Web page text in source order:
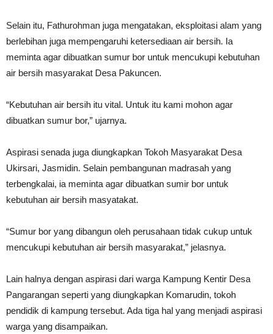
Selain itu, Fathurohman juga mengatakan, eksploitasi alam yang
berlebihan juga mempengaruhi ketersediaan air bersih. Ia
meminta agar dibuatkan sumur bor untuk mencukupi kebutuhan
air bersih masyarakat Desa Pakuncen.
“Kebutuhan air bersih itu vital. Untuk itu kami mohon agar
dibuatkan sumur bor,” ujarnya.
Aspirasi senada juga diungkapkan Tokoh Masyarakat Desa
Ukirsari, Jasmidin. Selain pembangunan madrasah yang
terbengkalai, ia meminta agar dibuatkan sumir bor untuk
kebutuhan air bersih masyatakat.
“Sumur bor yang dibangun oleh perusahaan tidak cukup untuk
mencukupi kebutuhan air bersih masyarakat,” jelasnya.
Lain halnya dengan aspirasi dari warga Kampung Kentir Desa
Pangarangan seperti yang diungkapkan Komarudin, tokoh
pendidik di kampung tersebut. Ada tiga hal yang menjadi aspirasi
warga yang disampaikan.